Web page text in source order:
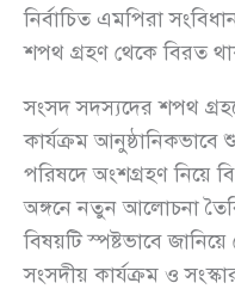
নির্বাচিত এমপিরা
শপথ গ্রহণ থেকে বিরত
সংসদ সদস্যদের শপথ
কার্যক্রম আনুষ্ঠানিকভাবে
পরিষদে অংশগ্রহণ নিয়ে
অঙ্গনে নতুন আলোচনা
বিষয়টি স্পষ্টভাবে
সংসদীয় কার্যক্রম ও